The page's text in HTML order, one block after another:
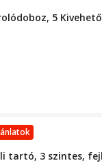
5
tartó, 3 szintes,